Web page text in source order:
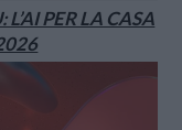
PER LA CASA